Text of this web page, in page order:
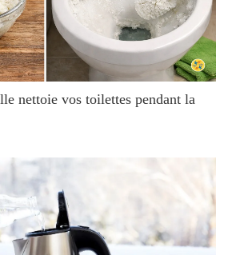
nettoie vos toilettes pendant la